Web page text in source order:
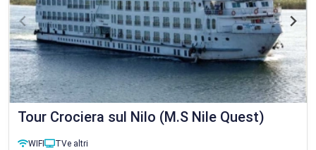
Tour Crociera sul Nilo (M.S Nile Quest)
WIFI TVe altri